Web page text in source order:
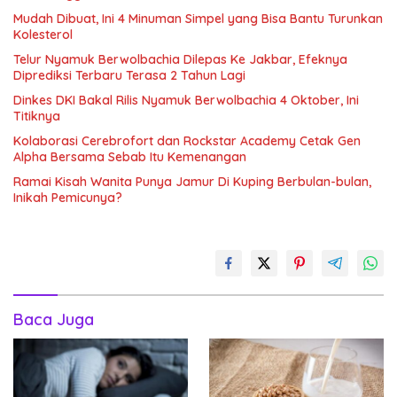
Mudah Dibuat, Ini 4 Minuman Simpel yang Bisa Bantu Turunkan
Kolesterol
Telur Nyamuk Berwolbachia Dilepas Ke Jakbar, Efeknya
Diprediksi Terbaru Terasa 2 Tahun Lagi
Dinkes DKI Bakal Rilis Nyamuk Berwolbachia 4 Oktober, Ini
Titiknya
Kolaborasi Cerebrofort dan Rockstar Academy Cetak Gen
Alpha Bersama Sebab Itu Kemenangan
Ramai Kisah Wanita Punya Jamur Di Kuping Berbulan-bulan,
Inikah Pemicunya?
Baca Juga